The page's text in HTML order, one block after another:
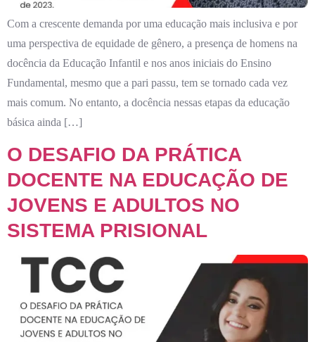
Com a crescente demanda por uma educação mais inclusiva e por
uma perspectiva de equidade de gênero, a presença de homens na
docência da Educação Infantil e nos anos iniciais do Ensino
Fundamental, mesmo que a pari passu, tem se tornado cada vez
mais comum. No entanto, a docência nessas etapas da educação
básica ainda […]
O DESAFIO DA PRÁTICA
DOCENTE NA EDUCAÇÃO DE
JOVENS E ADULTOS NO
SISTEMA PRISIONAL